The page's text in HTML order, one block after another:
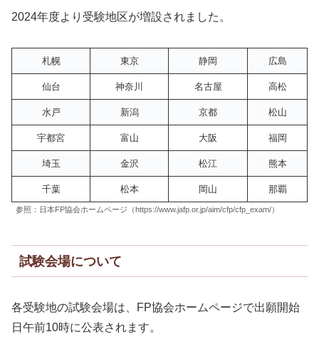
2024年度より受験地区が増設されました。
札幌 東京 静岡 広島
仙台 神奈川 名古屋 高松
水戸 新潟 京都 松山
宇都宮 富山 大阪 福岡
埼玉 金沢 松江 熊本
千葉 松本 岡山 那覇
参照：日本FP協会ホームページ（https://www.jafp.or.jp/aim/cfp/cfp_exam/）
試験会場について
各受験地の試験会場は、FP協会ホームページで出願開始
日午前10時に公表されます。